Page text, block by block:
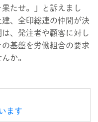
たせ。」と訴えまし
、全印総連の仲間が決
、発注者や顧客に対し
基盤を労働組合の要求
か。
ます